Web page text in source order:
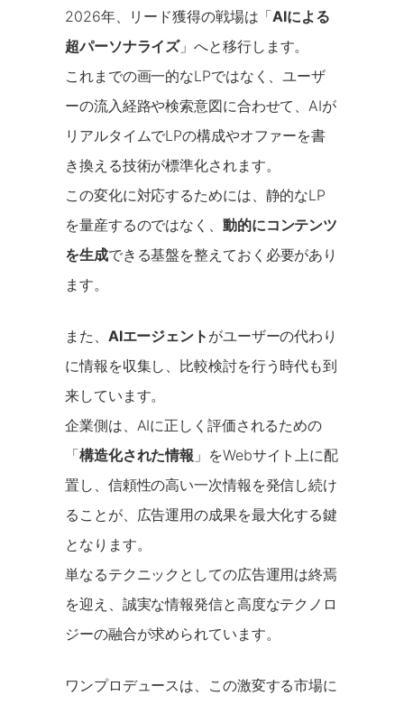
2026年、リード獲得の戦場は「AIによる
超パーソナライズ」へと移行します。
これまでの画一的なLPではなく、ユーザ
ーの流入経路や検索意図に合わせて、AIが
リアルタイムでLPの構成やオファーを書
き換える技術が標準化されます。
この変化に対応するためには、静的なLP
を量産するのではなく、 動的にコンテンツ
を生成できる基盤を整えておく必要があり
ます。
また、 AIエージェント がユーザーの代わり
に情報を収集し、比較検討を行う時代も到
来しています。
企業側は、AIに正しく評価されるための
「構造化された情報 」をWebサイト上に配
置し、信頼性の高い一次情報を発信し続け
ることが、広告運用の成果を最大化する鍵
となります。
単なるテクニックとしての広告運用は終焉
を迎え、誠実な情報発信と高度なテクノロ
ジーの融合が求められています。
ワンプロデュースは、この激変する市場に